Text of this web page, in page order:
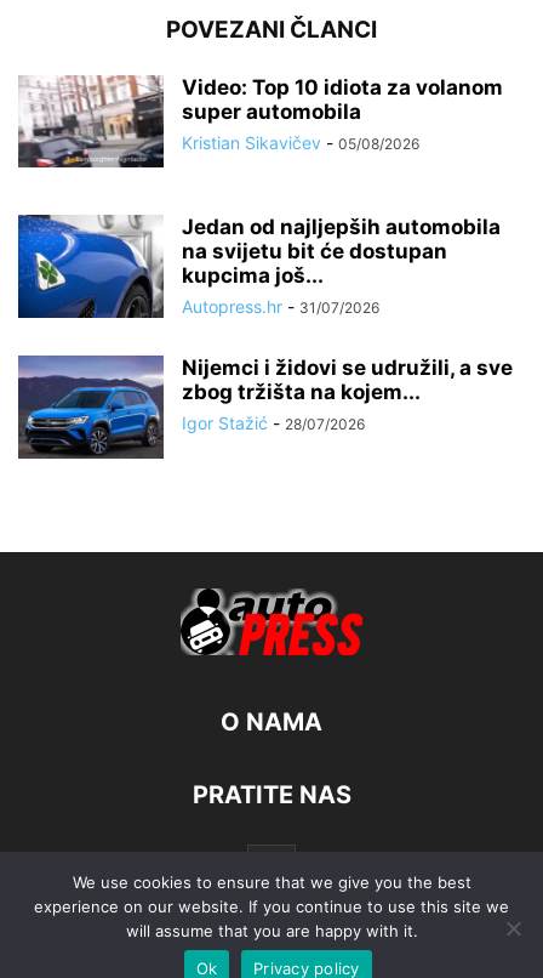
POVEZANI ČLANCI
Video: Top 10 idiota za volanom
super automobila
Kristian Sikavičev - 05/08/2026
Jedan od najljepših automobila
na svijetu bit će dostupan
kupcima još...
Autopress.hr - 31/07/2026
Nijemci i židovi se udružili, a sve
zbog tržišta na kojem...
Igor Stažić - 28/07/2026
O NAMA
PRATITE NAS
© Autopress - Sva prava pridržana.
We use cookies to ensure that we give you the best
experience on our website. If you continue to use this site we
will assume that you are happy with it.
Ok
Privacy policy